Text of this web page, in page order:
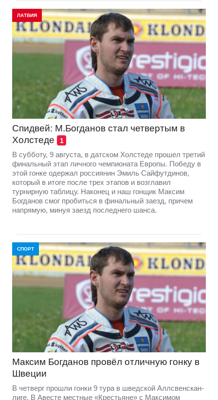
ЛАТВИЯ
Спидвей: М.Богданов стал четвертым в
Холстеде
1
В субботу, 9 августа, в датском Холстеде прошел третий
финальный этап личного чемпионата Европы. Победу в
этой гонке одержал россиянин Эмиль Сайфутдинов,
который в итоге после трех этапов и возглавил
турнирную таблицу. Наконец и наш гонщик Максим
Богданов смог пробиться в финальный заезд, причем
напрямую, минуя заезд последнего шанса.
СПОРТ
Максим Богданов провёл отличную гонку в
Швеции
В четверг прошли гонки 9 тура в шведской Аллсвенскан-
лиге. В Авесте местные «Крестьяне» с Максимом